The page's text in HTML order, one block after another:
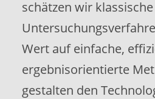
schätzen wir klassische
Wert auf einfache,
ergebnisorientierte
gestalten den